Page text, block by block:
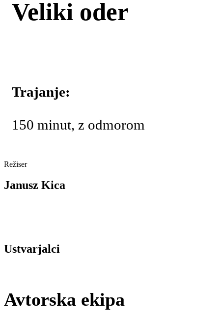
Veliki oder
Trajanje:
150 minut, z odmorom
Režiser
Janusz Kica
Ustvarjalci
Avtorska ekipa